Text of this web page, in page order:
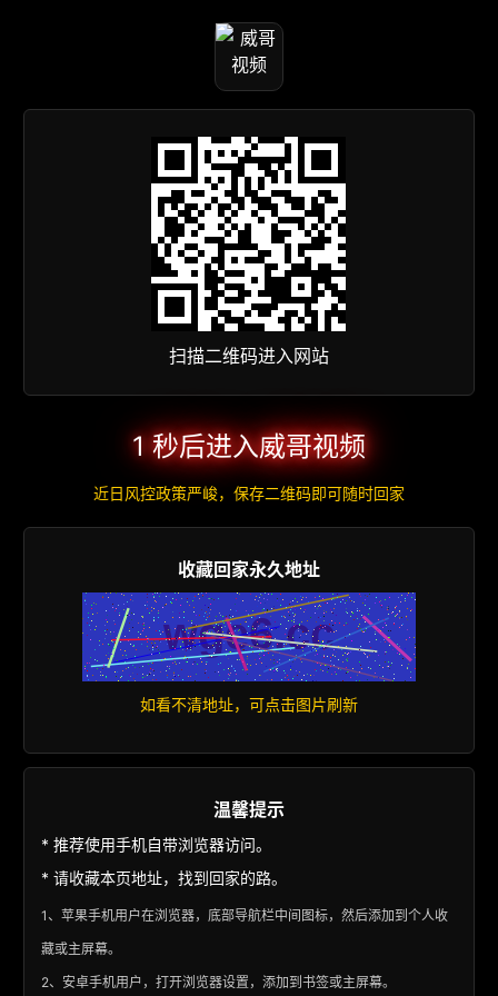
扫描二维码进入网站
1 秒后进入威哥视频
近日风控政策严峻，保存二维码即可随时回家
收藏回家永久地址
如看不清地址，可点击图片刷新
温馨提示
* 推荐使用手机自带浏览器访问。
* 请收藏本页地址，找到回家的路。
1、苹果手机用户在浏览器，底部导航栏中间图标，然后添加到个人收
藏或主屏幕。
2、安卓手机用户，打开浏览器设置，添加到书签或主屏幕。